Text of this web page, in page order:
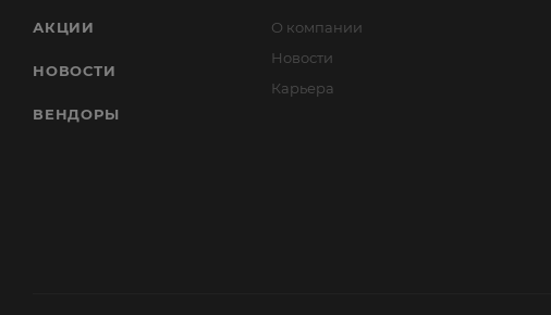
АКЦИИ
НОВОСТИ
ВЕНДОРЫ
О компании
Новости
Карьера